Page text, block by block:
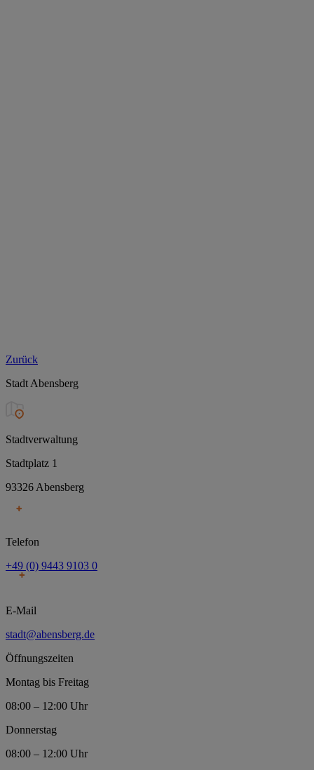
Zurück
Stadt Abensberg
Stadtverwaltung
Stadtplatz 1
93326 Abensberg
Telefon
+49 (0) 9443 9103 0
E-Mail
stadt@abensberg.de
Öffnungszeiten
Montag bis Freitag
08:00 – 12:00 Uhr
Donnerstag
08:00 – 12:00 Uhr